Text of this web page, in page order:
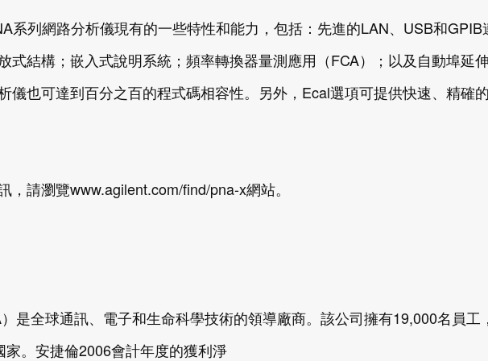
系列網路分析儀現有的一些特性和能力，包括：先進的LAN、USB和GPIB
式結構；嵌入式說明系統；頻率轉換器量測應用（FCA）；以及自動埠延
儀也可達到百分之百的程式碼相容性。另外，Ecal選項可提供快速、精確
請瀏覽www.agilent.com/find/pna-x網站。
是全球通訊、電子和生命科學技術的領導廠商。該公司擁有19,000名員工
。安捷倫2006會計年度的獲利淨